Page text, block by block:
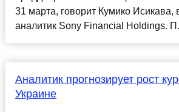
31 марта, говорит Кумико Исикава,
аналитик Sony Financial Holdings.
Аналитик прогнозирует рост
Украине